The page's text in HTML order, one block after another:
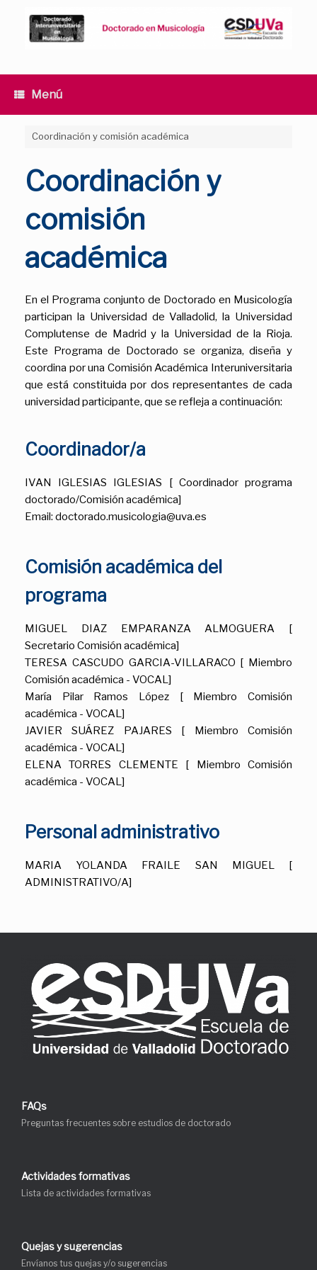
contenido
Menú
Coordinación y comisión académica
Coordinación y
comisión
académica
En el Programa conjunto de Doctorado en Musicología
participan la Universidad de Valladolid, la Universidad
Complutense de Madrid y la Universidad de la Rioja.
Este Programa de Doctorado se organiza, diseña y
coordina por una Comisión Académica Interuniversitaria
que está constituida por dos representantes de cada
universidad participante, que se refleja a continuación:
Coordinador/a
IVAN IGLESIAS IGLESIAS [ Coordinador programa
doctorado/Comisión académica]
Email: doctorado.musicologia@uva.es
Comisión académica del
programa
MIGUEL DIAZ EMPARANZA ALMOGUERA [
Secretario Comisión académica]
TERESA CASCUDO GARCIA-VILLARACO [ Miembro
Comisión académica - VOCAL]
María Pilar Ramos López [ Miembro Comisión
académica - VOCAL]
JAVIER SUÁREZ PAJARES [ Miembro Comisión
académica - VOCAL]
ELENA TORRES CLEMENTE [ Miembro Comisión
académica - VOCAL]
Personal administrativo
MARIA YOLANDA FRAILE SAN MIGUEL [
ADMINISTRATIVO/A]
FAQs
Preguntas frecuentes sobre estudios de doctorado
Actividades formativas
Lista de actividades formativas
Quejas y sugerencias
Envíanos tus quejas y/o sugerencias